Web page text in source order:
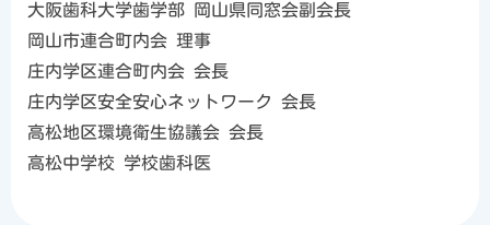
大阪歯科大学歯学部 岡山県同窓会副会長
岡山市連合町内会 理事
庄内学区連合町内会 会長
庄内学区安全安心ネットワーク 会長
高松地区環境衛生協議会 会長
高松中学校 学校歯科医